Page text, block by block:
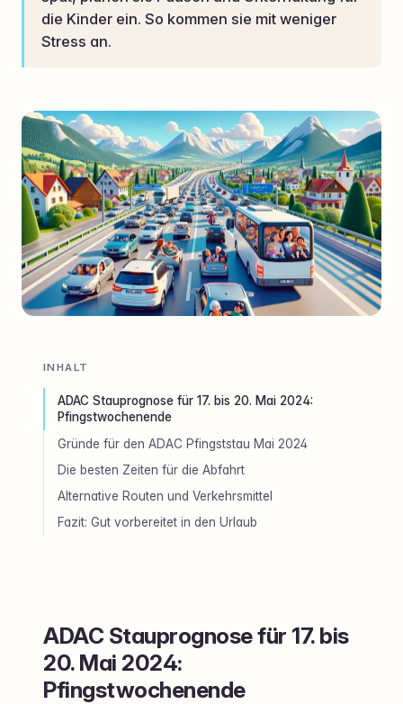
die Kinder ein. So kommen sie mit weniger
Stress an.
INHALT
ADAC Stauprognose für 17. bis 20. Mai 2024:
Pfingstwochenende
Gründe für den ADAC Pfingststau Mai 2024
Die besten Zeiten für die Abfahrt
Alternative Routen und Verkehrsmittel
Fazit: Gut vorbereitet in den Urlaub
ADAC Stauprognose für 17. bis
20. Mai 2024:
Pfingstwochenende